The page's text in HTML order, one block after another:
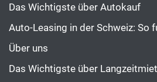
Das Wichtigste über Autokauf
Auto-Leasing in der Schweiz: So
Über uns
Das Wichtigste über